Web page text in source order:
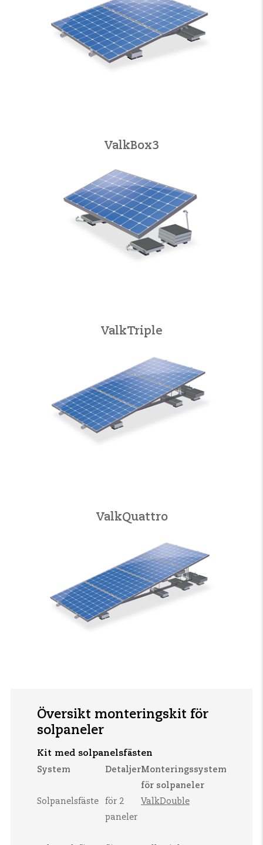
ValkBox3
ValkTriple
ValkQuattro
Översikt monteringskit för
solpaneler
Kit med solpanelsfästen
System DetaljerMonteringssystem
för solpaneler
Solpanelsfäste
för 2
paneler
ValkDouble